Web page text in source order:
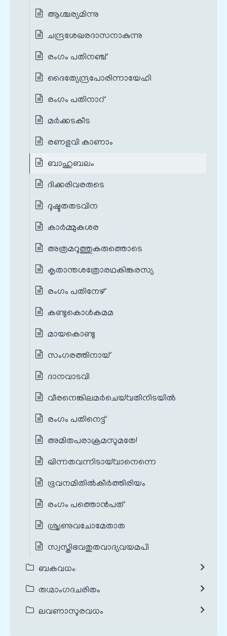
ആശ്ചര്യമിന്നു
ചന്ദ്രശേഖരദാസനാകുന്നു
രംഗം പതിനഞ്ച്
ദൈത്യേന്ദ്രപോരിന്നായേഹി
രംഗം പതിനാറ്
മർക്കടകീട
രണഭുവി കാണാം
ബാഹുബലം
ദിക്കരിവരരുടെ
ദുഷ്ടതതടവിന
കാർമ്മുകശര
അത്രമറുത്തുകരുത്തൊടെ
കൃതാന്തശത്രോരഥകിങ്കരസ്യ
രംഗം പതിനേഴ്
കണ്ടുകൊൾകമമ
മായകൊണ്ടു
സംഗരത്തിനായ്
ദാനവാടവി
വീരനെങ്കിലമർചെയ്‌വതിനിടയിൽ
രംഗം പതിനെട്ട്
അമിതപരാക്രമസുമതേ!
ഖിന്നതവന്നിടായ്‌വാനെന്നെ
ഭൂവനമിതിൽകീർത്തിരിയം
രംഗം പത്തൊൻപത്
ശ്രൃണുവചോമേതാത
സ്വസ്തിഭവതുതവാദ്യവയമപി
ബകവധം
രുഗ്മാംഗദചരിതം
ലവണാസുരവധം